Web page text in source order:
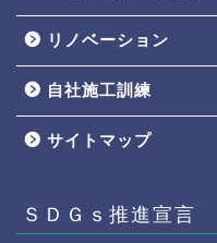
リノベーション
自社施工訓練
サイトマップ
ＳＤＧｓ推進宣言